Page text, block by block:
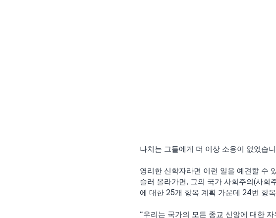
나치는 그들에게 더 이상 소용이 없었습
영리한 신학자라면 이런 일을 예견할 수
슬러 올라가면, 그의 국가 사회주의(사회
에 대한 25개 항목 계획 가운데 24번 항
“우리는 국가의 모든 종교 신앙에 대한